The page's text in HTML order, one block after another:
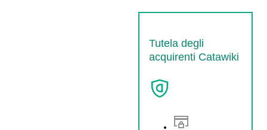
Tutela degli
acquirenti Catawiki